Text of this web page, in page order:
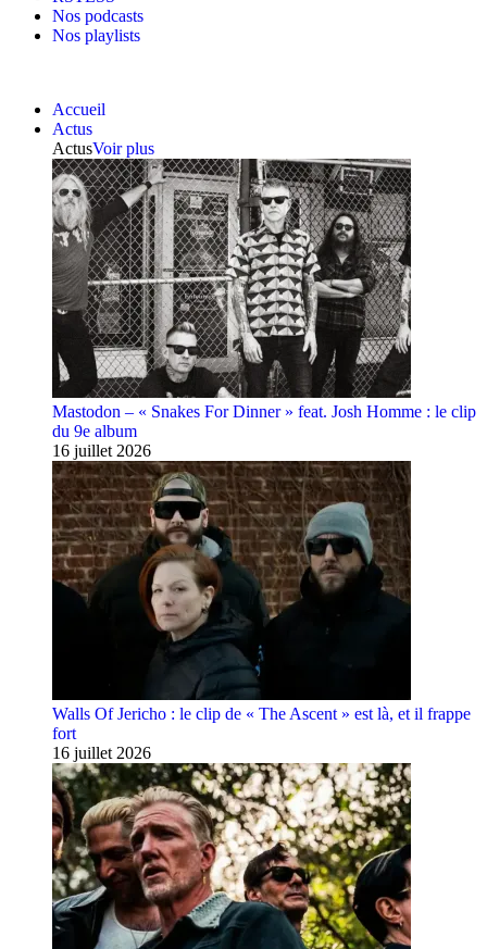
Nos podcasts
Nos playlists
Accueil
Actus
ActusVoir plus
Mastodon – « Snakes For Dinner » feat. Josh Homme : le clip
du 9e album
16 juillet 2026
Walls Of Jericho : le clip de « The Ascent » est là, et il frappe
fort
16 juillet 2026